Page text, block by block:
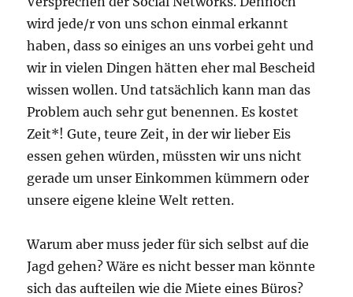
wird jede/r von uns schon einmal erkannt
haben, dass so einiges an uns vorbei geht und
wir in vielen Dingen hätten eher mal Bescheid
wissen wollen. Und tatsächlich kann man das
Problem auch sehr gut benennen. Es kostet
Zeit*! Gute, teure Zeit, in der wir lieber Eis
essen gehen würden, müssten wir uns nicht
gerade um unser Einkommen kümmern oder
unsere eigene kleine Welt retten.
Warum aber muss jeder für sich selbst auf die
Jagd gehen? Wäre es nicht besser man könnte
sich das aufteilen wie die Miete eines Büros?